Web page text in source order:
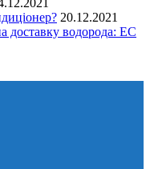
20.12.2021
водорода: EC